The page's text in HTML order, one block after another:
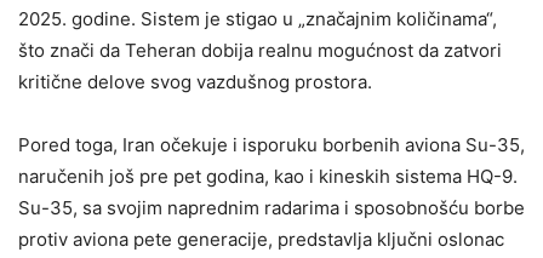
2025. godine. Sistem je stigao u „značajnim količinama“,
što znači da Teheran dobija realnu mogućnost da zatvori
kritične delove svog vazdušnog prostora.
Pored toga, Iran očekuje i isporuku borbenih aviona Su-35,
naručenih još pre pet godina, kao i kineskih sistema HQ-9.
Su-35, sa svojim naprednim radarima i sposobnošću borbe
protiv aviona pete generacije, predstavlja ključni oslonac